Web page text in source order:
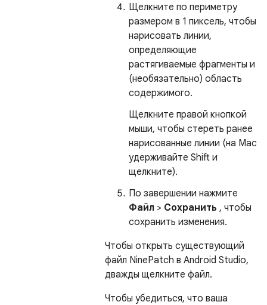
Щелкните по периметру
размером в 1 пиксель, чтобы
нарисовать линии,
определяющие
растягиваемые фрагменты и
(необязательно) область
содержимого.
Щелкните правой кнопкой
мыши, чтобы стереть ранее
нарисованные линии (на Mac
удерживайте Shift и
щелкните).
По завершении нажмите
Файл > Сохранить , чтобы
сохранить изменения.
Чтобы открыть существующий
файл NinePatch в Android Studio,
дважды щелкните файл.
Чтобы убедиться, что ваша